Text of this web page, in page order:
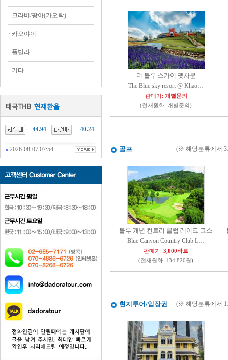
· 크라비/팡아(카오락)
· 카오야이
· 풀빌라
· 기타
44.94 40.24
2026-08-07 07:54
더 블루 스카이 펫차분
The Blue sky resort @ Khao…
판매가: 개별문의
(현재원화: 개별문의)
골프 (※ 해당분류에서 3
블루 캐년 컨트리 클럽 레이크 코스
Blue Canyon Country Club L…
판매가: 3,000바트
(현재원화: 134,820원)
현지투어/입장권 (※ 해당분류에서 1